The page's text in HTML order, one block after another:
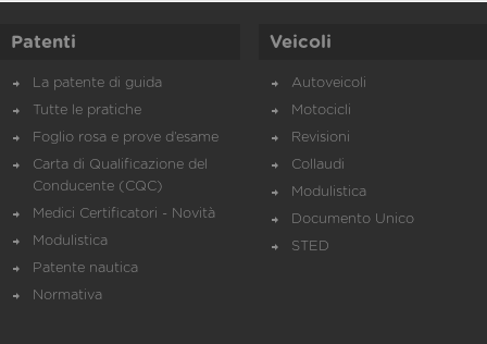
Patenti
La patente di guida
Tutte le pratiche
Foglio rosa e prove d’esame
Carta di Qualificazione del
Conducente (CQC)
Medici Certificatori - Novità
Modulistica
Patente nautica
Normativa
Veicoli
Autoveicoli
Motocicli
Revisioni
Collaudi
Modulistica
Documento Unico
STED